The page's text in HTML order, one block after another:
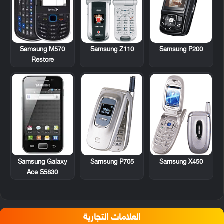
Samsung P200
Samsung Z110
Samsung M570
Restore
Samsung X450
Samsung P705
Samsung Galaxy
Ace S5830
العلامات التجارية